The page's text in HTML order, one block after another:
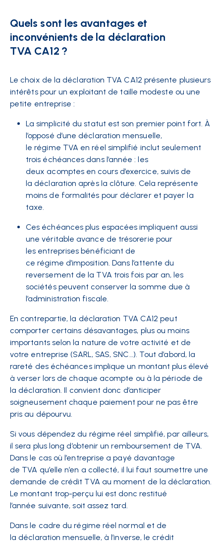
Quels sont les avantages et
inconvénients de la déclaration
TVA CA12 ?
Le choix de la déclaration TVA CA12 présente plusieurs
intérêts pour un exploitant de taille modeste ou une
petite entreprise :
La simplicité du statut est son premier point fort. À
l’opposé d’une déclaration mensuelle,
le régime TVA en réel simplifié inclut seulement
trois échéances dans l’année : les
deux acomptes en cours d’exercice, suivis de
la déclaration après la clôture. Cela représente
moins de formalités pour déclarer et payer la
taxe.
Ces échéances plus espacées impliquent aussi
une véritable avance de trésorerie pour
les entreprises bénéficiant de
ce régime d’imposition. Dans l’attente du
reversement de la TVA trois fois par an, les
sociétés peuvent conserver la somme due à
l’administration fiscale.
En contrepartie, la déclaration TVA CA12 peut
comporter certains désavantages, plus ou moins
importants selon la nature de votre activité et de
votre entreprise (SARL, SAS, SNC…). Tout d’abord, la
rareté des échéances implique un montant plus élevé
à verser lors de chaque acompte ou à la période de
la déclaration. Il convient donc d’anticiper
soigneusement chaque paiement pour ne pas être
pris au dépourvu.
Si vous dépendez du régime réel simplifié, par ailleurs,
il sera plus long d’obtenir un remboursement de TVA.
Dans le cas où l’entreprise a payé davantage
de TVA qu’elle n’en a collecté, il lui faut soumettre une
demande de crédit TVA au moment de la déclaration.
Le montant trop-perçu lui est donc restitué
l’année suivante, soit assez tard.
Dans le cadre du régime réel normal et de
la déclaration mensuelle, à l’inverse, le crédit